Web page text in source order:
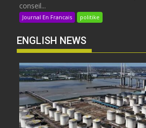
conseil...
Journal En Francais politike
ENGLISH NEWS